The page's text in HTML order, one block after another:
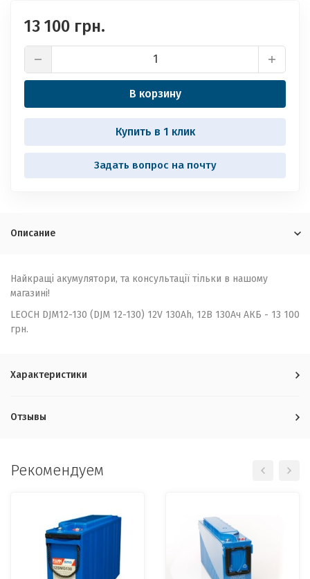
13 100 грн.
В корзину
Купить в 1 клик
Задать вопрос на почту
Описание
Найкращі акумулятори, та консультації тільки в нашому
магазині!
LEOCH DJM12-130 (DJM 12-130) 12V 130Ah, 12В 130Ач АКБ - 13 100
грн.
Характеристики
Отзывы
Рекомендуем